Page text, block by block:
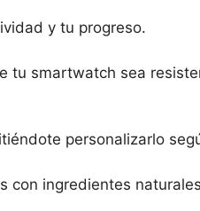
y tu progreso.
tu smartwatch sea
personalizarlo
ingredientes